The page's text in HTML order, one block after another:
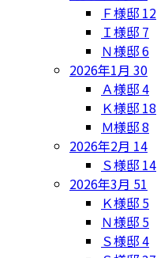
Ｆ様邸 12
Ｉ様邸 7
Ｎ様邸6
2026年1月 30
Ａ様邸4
Ｋ様邸 18
Ｍ様邸8
2026年2月 14
Ｓ様邸 14
2026年3月 51
Ｋ様邸 5
Ｎ様邸 5
Ｓ様邸4